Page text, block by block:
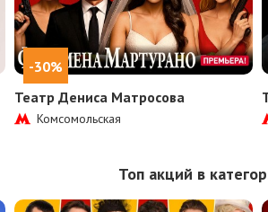
-30%
Театр Дениса Матросова
Комсомольская
Топ акций в